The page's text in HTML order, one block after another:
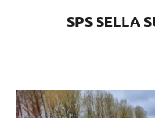
SPS SELLA